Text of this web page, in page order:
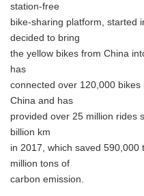
station-free
bike-sharing platform, started
decided to bring
the yellow bikes from China
has
connected over 120,000
China and has
provided over 25 million rides
billion km
in 2017, which saved
million tons of
carbon emission.